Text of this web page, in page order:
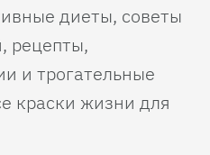
диеты, советы
рецепты,
и трогательные
краски жизни для